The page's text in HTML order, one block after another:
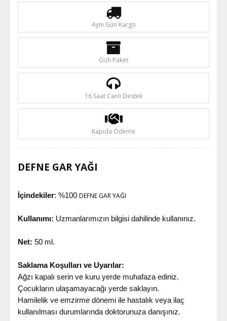
Aynı Gün Kargo
Gizli Paket
16 Saat Canlı Destek
Kapıda Ödeme
DEFNE GAR YAĞI
İçindekiler: %100 DEFNE GAR YAĞI
Kullanımı: Uzmanlarımızın bilgisi dahilinde kullanınız.
Net: 50 ml.
Saklama Koşulları ve Uyarılar:
Ağzı kapalı serin ve kuru yerde muhafaza ediniz.
Çocukların ulaşamayacağı yerde saklayın.
Hamilelik ve emzirme dönemi ile hastalık veya ilaç
kullanılması durumlarında doktorunuza danışınız.